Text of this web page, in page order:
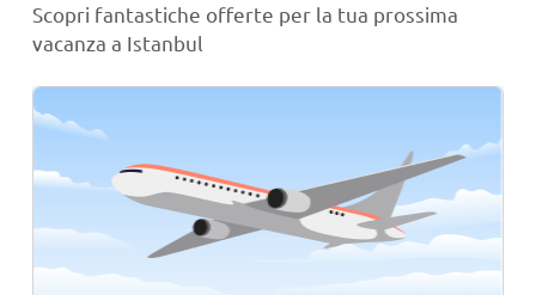
Scopri fantastiche offerte per la tua prossima
vacanza a Istanbul